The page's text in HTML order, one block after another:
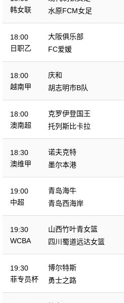
韩女联
水原FCM女足
18:00
日职乙
大阪俱乐部
FC爱媛
18:00
越南甲
庆和
胡志明市B队
18:00
澳南超
克罗伊登国王
托列斯比卡拉
18:30
澳维甲
诺夫克特
墨尔本港
19:00
中超
青岛海牛
青岛西海岸
19:30
WCBA
山西竹叶青女篮
四川蜀道远达女篮
19:30
菲专员杯
博尔特斯
勇士之路